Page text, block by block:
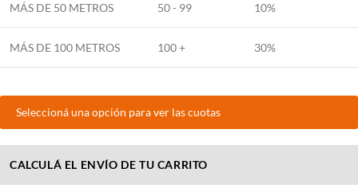
MÁS DE 50 METROS 50 - 99 10%
MÁS DE 100 METROS 100 + 30%
Seleccioná una opción para ver las cuotas
CALCULÁ EL ENVÍO DE TU CARRITO